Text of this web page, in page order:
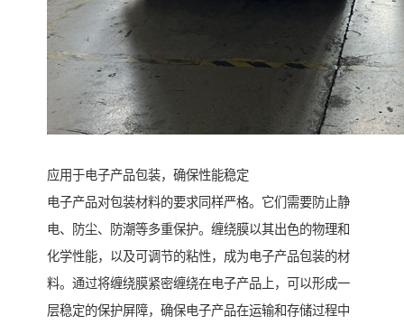
应用于电子产品包装，确保性能稳定
电子产品对包装材料的要求同样严格。它们需要防止静
电、防尘、防潮等多重保护。缠绕膜以其出色的物理和
化学性能，以及可调节的粘性，成为电子产品包装的材
料。通过将缠绕膜紧密缠绕在电子产品上，可以形成一
层稳定的保护屏障，确保电子产品在运输和存储过程中